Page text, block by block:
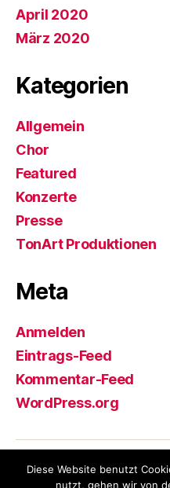
April 2020
März 2020
Kategorien
Allgemein
Chor
Featured
Konzerte
Presse
TonArt Produktionen
Meta
Anmelden
Eintrags-Feed
Kommentar-Feed
WordPress.org
© 2026TonArt, Chor der
Diese Website benutzt
nutzt, gehen wir von